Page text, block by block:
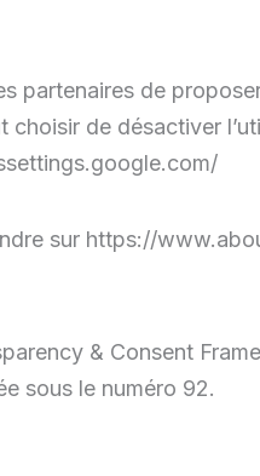
partenaires de
choisir de désactiver
sur https://
& Consent
sous le numéro 92.